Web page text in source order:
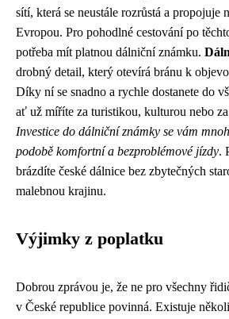
sítí, která se neustále rozrůstá a propojuje
Evropou. Pro pohodlné cestování po
potřeba mít platnou dálniční známku.
drobný detail, který otevírá bránu k
Díky ní se snadno a rychle dostanete do
ať už míříte za turistikou, kulturou nebo
Investice do dálniční známky se vám
podobě komfortní a bezproblémové jízdy.
brázdíte české dálnice bez zbytečných
malebnou krajinu.
Výjimky z poplatku
Dobrou zprávou je, že ne pro všechny
v České republice povinná. Existuje